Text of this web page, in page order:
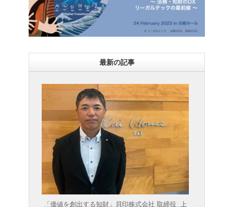
最新の記事
「価値を創出する知財」貝印株式会社 取締役 上